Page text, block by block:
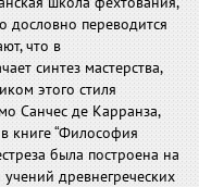
дословно переводится
что в
синтез мастерства,
этого стиля
Санчес де Карранза,
книге “Философия
была построена на
древнегреческих